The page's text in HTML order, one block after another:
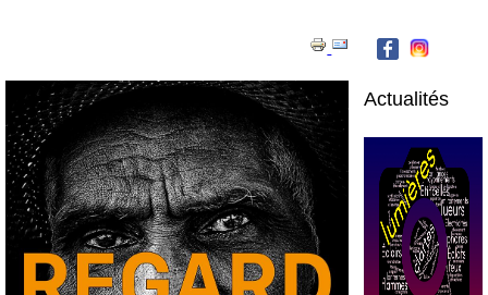
Actualités